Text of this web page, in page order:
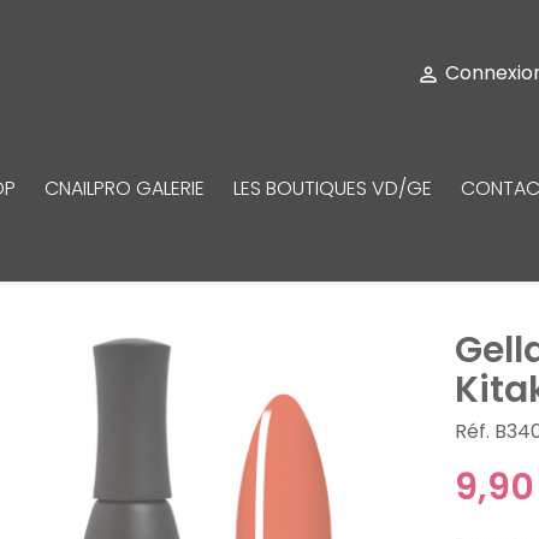

CNAILPRO GALERIE LES BOUTIQUES VD/GE
Réf.
9,90